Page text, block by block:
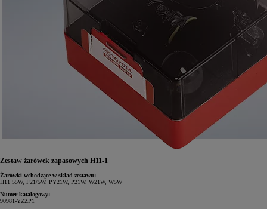
Zestaw żarówek zapasowych H11-1
Żarówki wchodzące w skład zestawu:
H11 55W, P21/5W, PY21W, P21W, W21W, W5W
Numer katalogowy:
90981-YZZP1